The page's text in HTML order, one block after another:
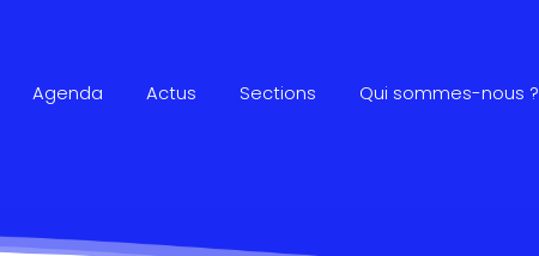
Agenda Actus Sections Qui sommes-nous ?